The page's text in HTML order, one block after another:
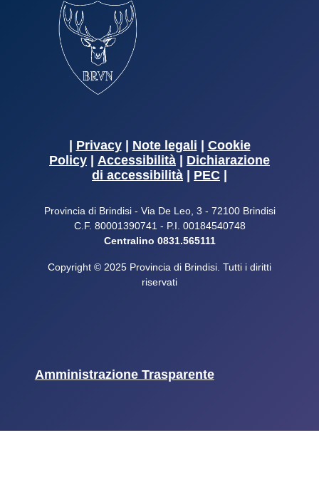
Privacy| Note legali
Cookie
Policy
Accessibilità
Dichiarazione
di accessibilità
PEC
Provincia di Brindisi - Via De Leo, 3 - 72100 Brindisi
C.F. 80001390741 - P.I. 00184540748
Centralino 0831.565111
Copyright © 2025 Provincia di Brindisi. Tutti i diritti
riservati
Amministrazione Trasparente